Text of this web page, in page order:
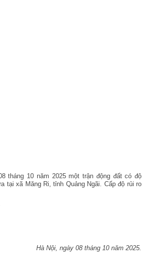
tháng 10 năm 2025 một trận động đất có độ
tại xã Măng Ri, tỉnh Quảng Ngãi. Cấp độ rủi ro
Hà Nội, ngày 08 tháng 10 năm 2025.